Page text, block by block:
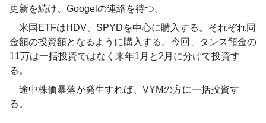
更新を続け、Googelの連絡を待つ。
米国ETFはHDV、SPYDを中心に購入する。それぞれ同
金額の投資額となるように購入する。今回、タンス預金の
11万は一括投資ではなく来年1月と2月に分けて投資す
る。
途中株価暴落が発生すれば、VYMの方に一括投資す
る。